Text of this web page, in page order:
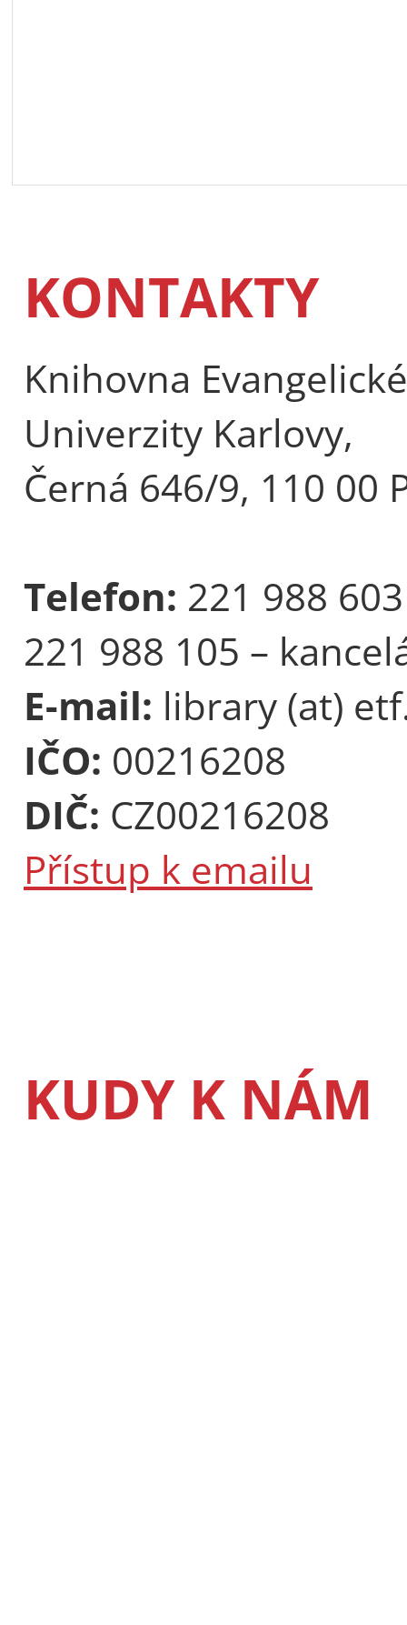
KONTAKTY
Knihovna
Univerzity Karlovy,
Černá 646/9, 110 00
Telefon: 221 988
221 988 105 –
E-mail: library (at)
IČO: 00216208
DIČ: CZ00216208
Přístup k emailu
KUDY K NÁM